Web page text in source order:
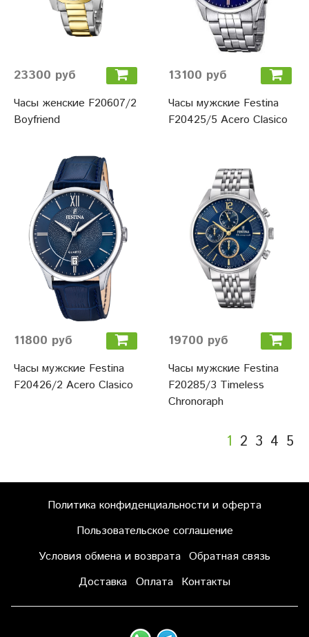
23300 руб
Часы женские F20607/2
Boyfriend
13100 руб
Часы мужские Festina
F20425/5 Acero Clasico
11800 руб
Часы мужские Festina
F20426/2 Acero Clasico
19700 руб
Часы мужские Festina
F20285/3 Timeless
Chronoraph
1 2 3 4 5
Политика конфиденциальности и оферта
Пользовательское соглашение
Условия обмена и возврата Обратная связь
Доставка Оплата Контакты